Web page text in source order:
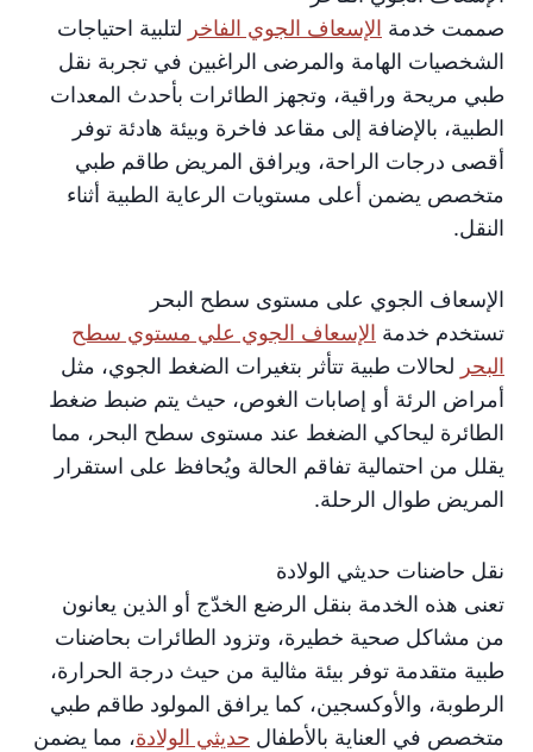
صممت خدمة الإسعاف الجوي الفاخر لتلبية احتياجات
الشخصيات الهامة والمرضى الراغبين في تجربة نقل
طبي مريحة وراقية، وتجهز الطائرات بأحدث المعدات
الطبية، بالإضافة إلى مقاعد فاخرة وبيئة هادئة توفر
أقصى درجات الراحة، ويرافق المريض طاقم طبي
متخصص يضمن أعلى مستويات الرعاية الطبية أثناء
النقل.
الإسعاف الجوي على مستوى سطح البحر
تستخدم خدمة الإسعاف الجوي علي مستوي سطح
البحر لحالات طبية تتأثر بتغيرات الضغط الجوي، مثل
أمراض الرئة أو إصابات الغوص، حيث يتم ضبط ضغط
الطائرة ليحاكي الضغط عند مستوى سطح البحر، مما
يقلل من احتمالية تفاقم الحالة ويُحافظ على استقرار
المريض طوال الرحلة.
نقل حاضنات حديثي الولادة
تعنى هذه الخدمة بنقل الرضع الخدّج أو الذين يعانون
من مشاكل صحية خطيرة، وتزود الطائرات بحاضنات
طبية متقدمة توفر بيئة مثالية من حيث درجة الحرارة،
الرطوبة، والأوكسجين، كما يرافق المولود طاقم طبي
متخصص في العناية بالأطفال حديثي الولادة، مما يضمن